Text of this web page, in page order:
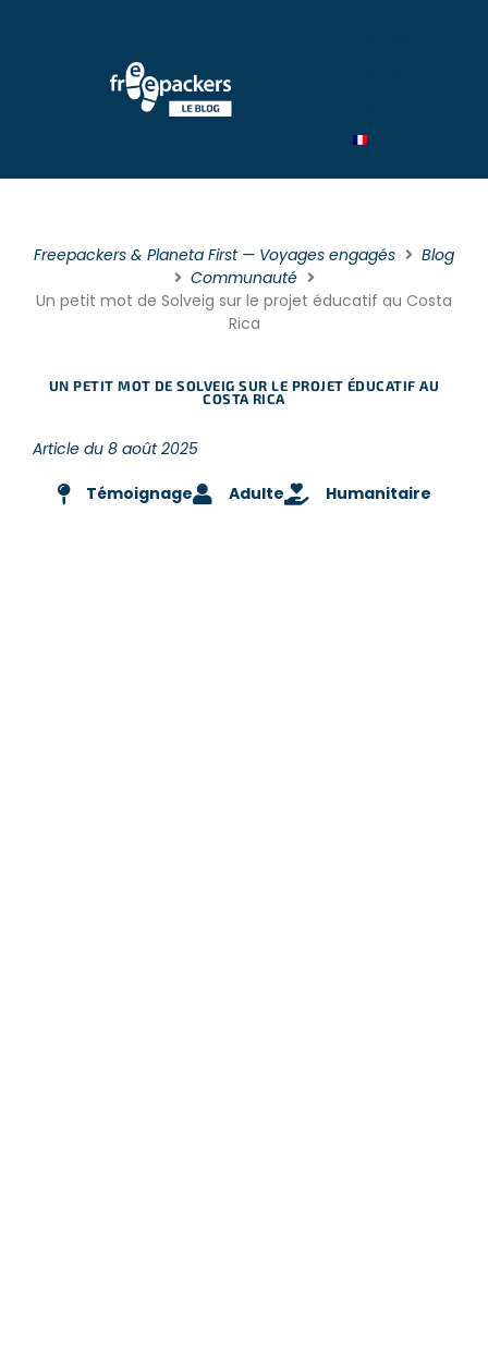
Freepackers & Planeta First — Voyages engagés
Blog
Communauté
Un petit mot de Solveig sur le projet éducatif au Costa
Rica
UN PETIT MOT DE SOLVEIG SUR LE PROJET ÉDUCATIF AU
COSTA RICA
Article du 8 août 2025
Témoignage Adulte Humanitaire